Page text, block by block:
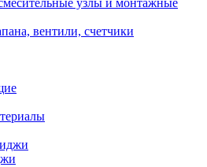
узлы и монтажные
вентили, счетчики